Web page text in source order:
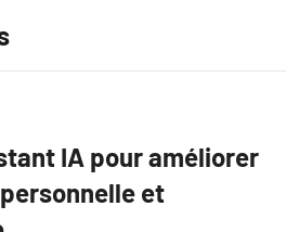
IA pour améliorer
et